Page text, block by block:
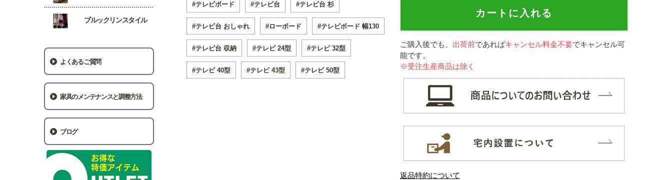
ブルックリンスタイル
よくあるご質問
家具のメンテナンスと調整方法
ブログ
#テレビボード #テレビ台 #テレビ台 杉
#テレビ台 おしゃれ #ローボード #テレビボード 幅130
#テレビ台 収納 #テレビ 24型 #テレビ 32型
#テレビ 40型 #テレビ 43型 #テレビ 50型
カートに入れる
ご購入後でも、 出荷前であればキャンセル料金不要でキャンセル可
能です。
※受注生産商品は除く
返品特約について